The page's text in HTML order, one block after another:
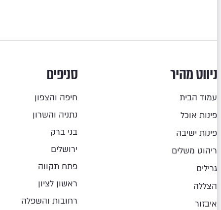
ניווט מהיר
עמוד הבית
פינות אוכל
פינות ישיבה
ריהוט משלים
גרילים
הצללה
איבזור
סניפים
חיפה והצפון
נתניה והשרון
בני ברק
ירושלים
פתח תקווה
ראשון לציון
רחובות והשפלה